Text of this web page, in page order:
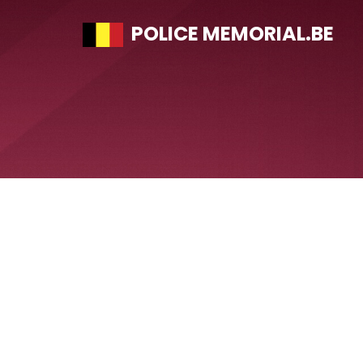
POLICE MEMORIAL.BE